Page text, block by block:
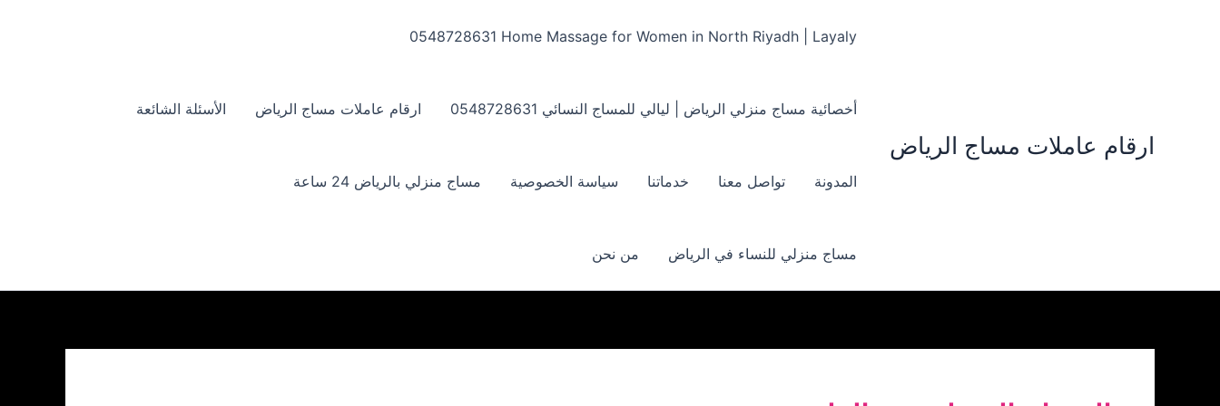
ارقام عاملات مساج الرياض
Home Massage for Women in North Riyadh | Layaly ‏‪0548728631
أخصائية مساج منزلي الرياض | ليالي للمساج النسائي ‏‪0548728631 ارقام عاملات مساج الرياض الأسئلة الشائعة
المدونة تواصل معنا خدماتنا سياسة الخصوصية مساج منزلي بالرياض 24 ساعة
مساج منزلي للنساء في الرياض من نحن